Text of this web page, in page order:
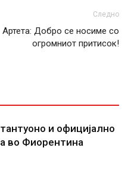
Следно
Артета: Добро се носиме со
огромниот притисок!
и официјално
во Фиорентина